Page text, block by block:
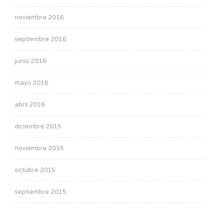
noviembre 2016
septiembre 2016
junio 2016
mayo 2016
abril 2016
diciembre 2015
noviembre 2015
octubre 2015
septiembre 2015